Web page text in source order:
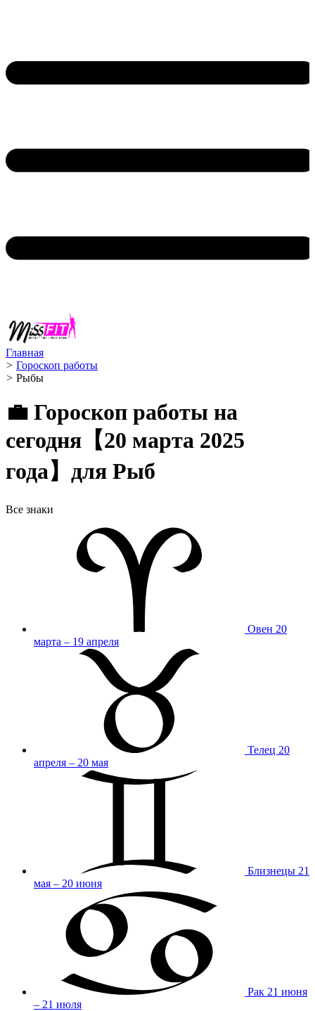
Главная
> Гороскоп работы
> Рыбы ️
💼 Гороскоп работы на
сегодня【20 марта 2025
года】для Рыб
Все знаки
Овен 20
марта – 19 апреля
Телец 20
апреля – 20 мая
Близнецы 21
мая – 20 июня
Рак 21 июня
– 21 июля